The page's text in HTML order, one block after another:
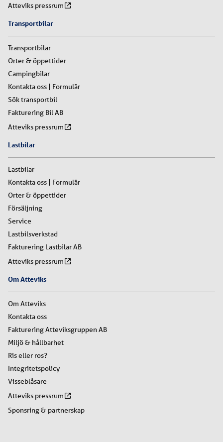
Atteviks pressrum
Transportbilar
Transportbilar
Orter & öppettider
Campingbilar
Kontakta oss | Formulär
Sök transportbil
Fakturering Bil AB
Atteviks pressrum
Lastbilar
Lastbilar
Kontakta oss | Formulär
Orter & öppettider
Försäljning
Service
Lastbilsverkstad
Fakturering Lastbilar AB
Atteviks pressrum
Om Atteviks
Om Atteviks
Kontakta oss
Fakturering Atteviksgruppen AB
Miljö & hållbarhet
Ris eller ros?
Integritetspolicy
Visseblåsare
Atteviks pressrum
Sponsring & partnerskap